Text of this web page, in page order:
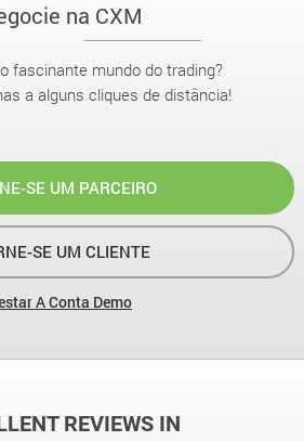
na CXM
fascinante mundo do trading?
a alguns cliques de distância!
SE UM PARCEIRO
SE UM CLIENTE
A Conta Demo
REVIEWS IN